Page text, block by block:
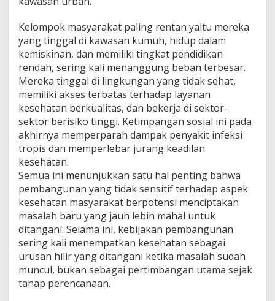
Kelompok masyarakat paling rentan yaitu mereka
yang tinggal di kawasan kumuh, hidup dalam
kemiskinan, dan memiliki tingkat pendidikan
rendah, sering kali menanggung beban terbesar.
Mereka tinggal di lingkungan yang tidak sehat,
memiliki akses terbatas terhadap layanan
kesehatan berkualitas, dan bekerja di sektor-
sektor berisiko tinggi. Ketimpangan sosial ini pada
akhirnya memperparah dampak penyakit infeksi
tropis dan memperlebar jurang keadilan
kesehatan.
Semua ini menunjukkan satu hal penting bahwa
pembangunan yang tidak sensitif terhadap aspek
kesehatan masyarakat berpotensi menciptakan
masalah baru yang jauh lebih mahal untuk
ditangani. Selama ini, kebijakan pembangunan
sering kali menempatkan kesehatan sebagai
urusan hilir yang ditangani ketika masalah sudah
muncul, bukan sebagai pertimbangan utama sejak
tahap perencanaan.